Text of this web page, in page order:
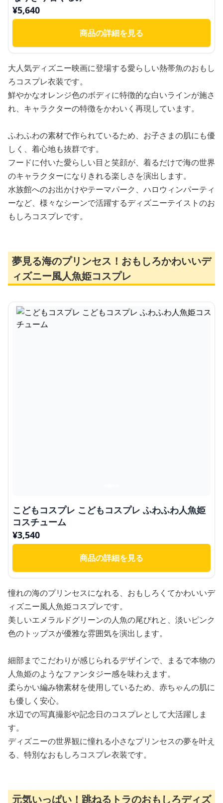
¥5,640
商品の詳細を見る
大人気ディズニー映画に登場する愛らしい熱帯魚のおもし
ろコスプレ衣装です。
鮮やかなオレンジ色のボディに特徴的な白いラインが施さ
れ、キャラクターの特徴をかわいく再現しています。
ふわふわの素材で作られているため、お子さまの肌にも優
しく、着心地も抜群です。
フードに付いた愛らしい目と笑顔が、着るだけで海の世界
のキャラクターになりきれる楽しさを演出します。
水族館へのお出かけやテーマパーク、ハロウィンパーティ
ーなど、様々なシーンで活躍するディズニーテイストのお
もしろコスプレです。
夢見る海のプリンセス！おもしろかわいいデ
ィズニー風人魚姫コスプレ
こどもコスプレ こどもコスプレ ふわふわ人魚姫
コスチューム
¥3,540
商品の詳細を見る
憧れの海のプリンセスになれる、おもしろくてかわいいデ
ィズニー風人魚姫コスプレです。
美しいエメラルドグリーンの人魚の尾びれと、淡いピンク
色のトップスが優雅な雰囲気を演出します。
細部までこだわりが感じられるデザインで、まるで本物の
人魚姫のようなファンタジー感を味わえます。
柔らかい編み物素材を使用しているため、赤ちゃんの肌に
も優しく安心。
水辺での写真撮影や記念日のコスプレとして大活躍しま
す。
ディズニーの世界観に憧れる小さなプリンセスの夢を叶え
る、特別なおもしろコスプレ衣装です。
元気いっぱい！跳ねるトラのおもしろディズ